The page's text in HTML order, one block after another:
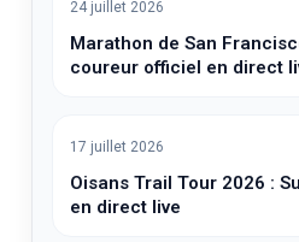
24 juillet 2026
Marathon de San
coureur officiel en direct
17 juillet 2026
Oisans Trail Tour 2026 :
en direct live